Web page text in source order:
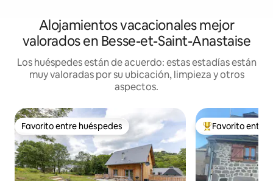
Alojamientos vacacionales mejor
valorados en Besse-et-Saint-Anastaise
Los huéspedes están de acuerdo: estas estadías están
muy valoradas por su ubicación, limpieza y otros
aspectos.
Favorito entre huéspedes
Favorito entre huéspedes Favorito entre
Favorito entre